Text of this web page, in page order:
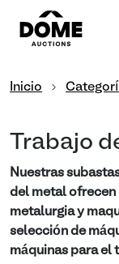
Inicio
Trabajo
Nuestras
del metal ofrecen
metalurgia y
selección de
máquinas para el